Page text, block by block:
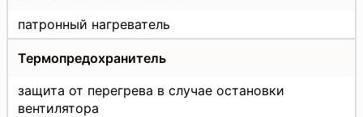
патронный нагреватель
Термопредохранитель
защита от перегрева в случае остановки
вентилятора